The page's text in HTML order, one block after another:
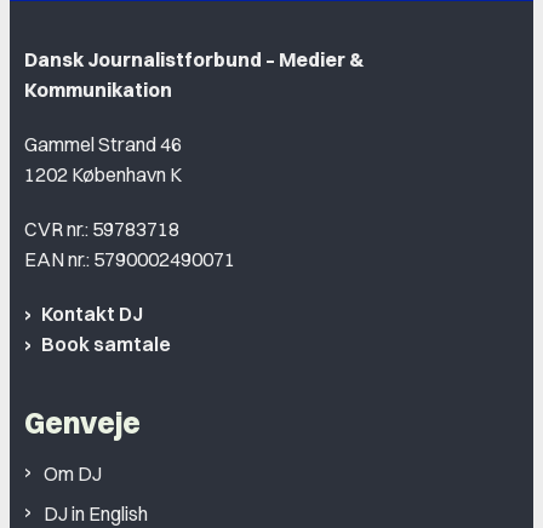
Dansk Journalistforbund – Medier &
Kommunikation
Gammel Strand 46
1202 København K
CVR nr.: 59783718
EAN nr.: 5790002490071
Kontakt DJ
Book samtale
Genveje
Om DJ
DJ in English